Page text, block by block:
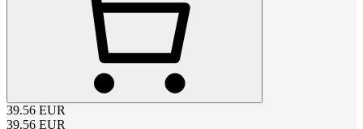
39.56 EUR
39.56 EUR